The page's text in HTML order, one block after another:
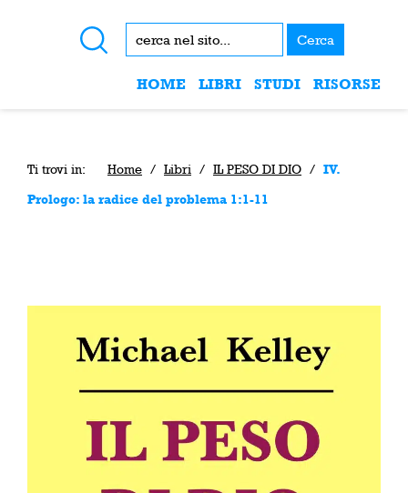
Cerca
HOME LIBRI STUDI RISORSE
Ti trovi in: Home / Libri / IL PESO DI DIO / IV.
Prologo: la radice del problema 1:1-11